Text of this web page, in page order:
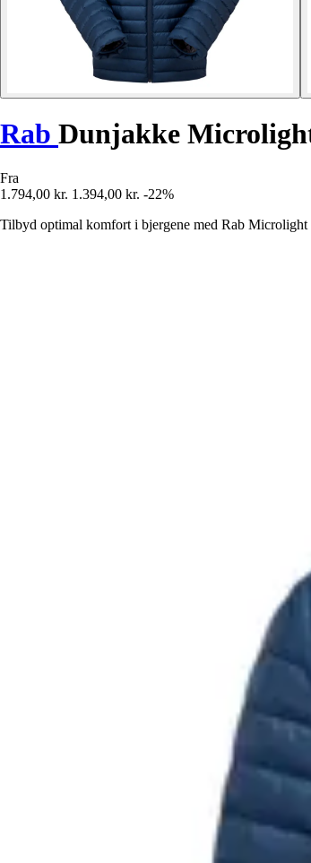
Rab Dunjakke
Fra
1.794,00 kr. 1.394,00 kr. -22%
Tilbyd optimal komfort i bjergene med Rab